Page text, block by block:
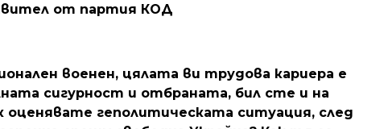
от партия КОД
военен, цялата ви трудова кариера е
сигурност и отбраната, бил сте и на
оценявате геполитическата ситуация, след